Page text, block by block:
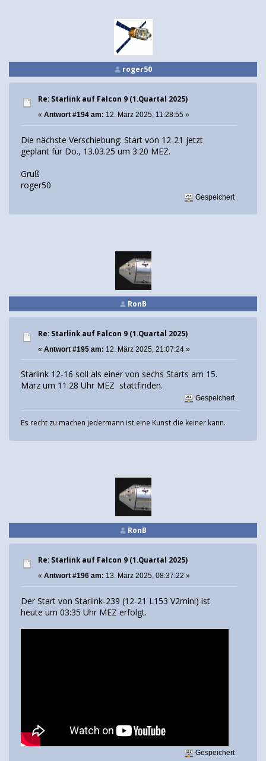
roger50
Re: Starlink auf Falcon 9 (1.Quartal 2025)
« Antwort #194 am: 12. März 2025, 11:28:55 »
Die nächste Verschiebung: Start von 12-21 jetzt
geplant für Do., 13.03.25 um 3:20 MEZ.
Gruß
roger50
Gespeichert
RonB
Re: Starlink auf Falcon 9 (1.Quartal 2025)
« Antwort #195 am: 12. März 2025, 21:07:24 »
Starlink 12-16 soll als einer von sechs Starts am 15.
März um 11:28 Uhr MEZ stattfinden.
Gespeichert
Es recht zu machen jedermann ist eine Kunst die keiner kann.
RonB
Re: Starlink auf Falcon 9 (1.Quartal 2025)
« Antwort #196 am: 13. März 2025, 08:37:22 »
Der Start von Starlink-239 (12-21 L153 V2mini) ist
heute um 03:35 Uhr MEZ erfolgt.
Gespeichert